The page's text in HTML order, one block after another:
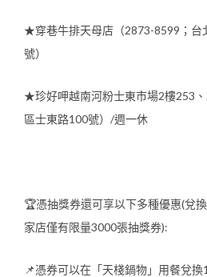
★穿巷牛排天母店（2873-8599；台
號）
★珍好呷越南河粉士東市場2樓253
區士東路100號）/週一休
🏆憑抽獎券還可享以下多種優惠(兌
家店僅有限量3000張抽獎券):
📌憑券可以在「天棧鍋物」用餐兌換